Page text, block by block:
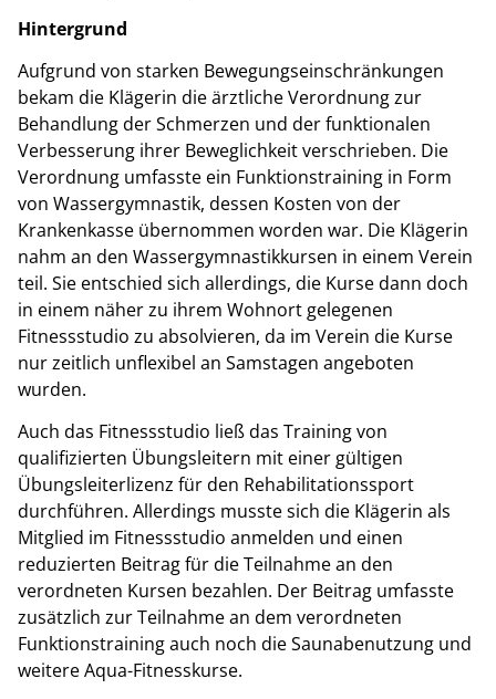
Hintergrund
Aufgrund von starken Bewegungseinschränkungen
bekam die Klägerin die ärztliche Verordnung zur
Behandlung der Schmerzen und der funktionalen
Verbesserung ihrer Beweglichkeit verschrieben. Die
Verordnung umfasste ein Funktionstraining in Form
von Wassergymnastik, dessen Kosten von der
Krankenkasse übernommen worden war. Die Klägerin
nahm an den Wassergymnastikkursen in einem Verein
teil. Sie entschied sich allerdings, die Kurse dann doch
in einem näher zu ihrem Wohnort gelegenen
Fitnessstudio zu absolvieren, da im Verein die Kurse
nur zeitlich unflexibel an Samstagen angeboten
wurden.
Auch das Fitnessstudio ließ das Training von
qualifizierten Übungsleitern mit einer gültigen
Übungsleiterlizenz für den Rehabilitationssport
durchführen. Allerdings musste sich die Klägerin als
Mitglied im Fitnessstudio anmelden und einen
reduzierten Beitrag für die Teilnahme an den
verordneten Kursen bezahlen. Der Beitrag umfasste
zusätzlich zur Teilnahme an dem verordneten
Funktionstraining auch noch die Saunabenutzung und
weitere Aqua-Fitnesskurse.